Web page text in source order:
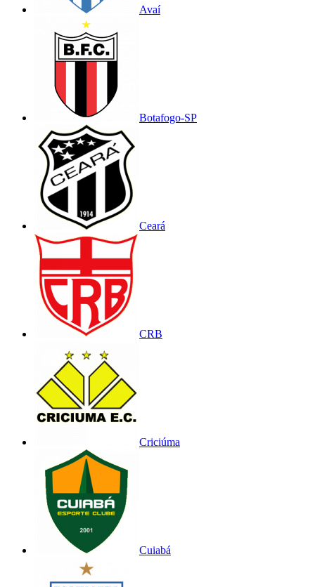
Avaí
Botafogo-SP
Ceará
CRB
Criciúma
Cuiabá